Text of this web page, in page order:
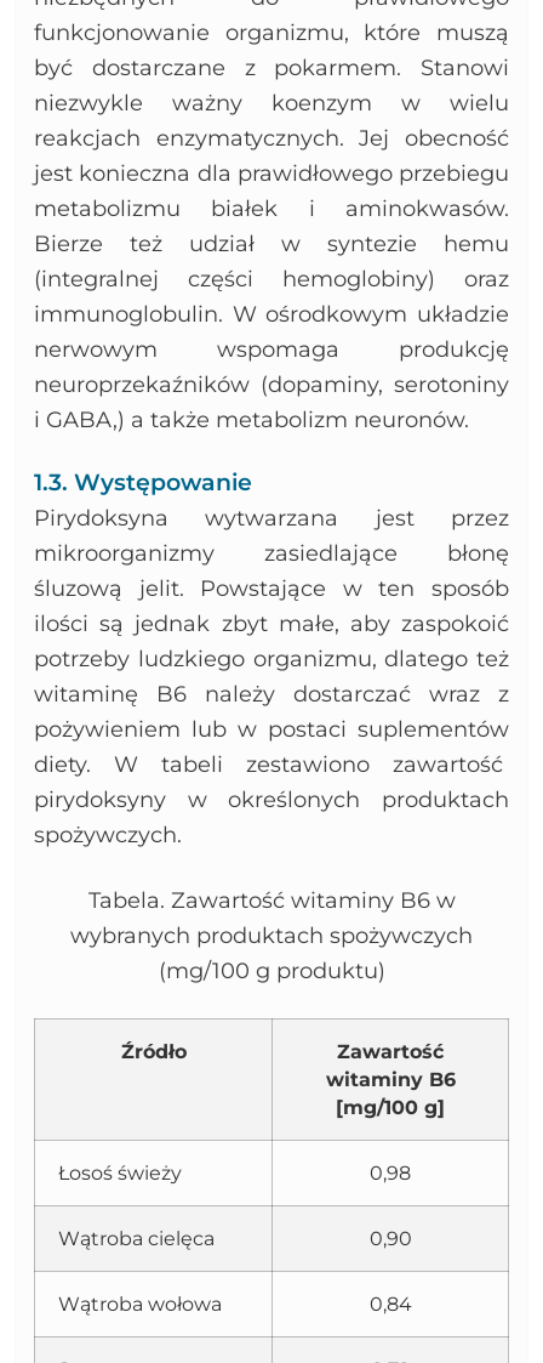
funkcjonowanie organizmu, które muszą
być dostarczane z pokarmem. Stanowi
niezwykle ważny koenzym w wielu
reakcjach enzymatycznych. Jej obecność
jest konieczna dla prawidłowego przebiegu
metabolizmu białek i aminokwasów.
Bierze też udział w syntezie hemu
(integralnej części hemoglobiny) oraz
immunoglobulin. W ośrodkowym układzie
nerwowym wspomaga produkcję
neuroprzekaźników (dopaminy, serotoniny
i GABA,) a także metabolizm neuronów.
1.3. Występowanie
Pirydoksyna wytwarzana jest przez
mikroorganizmy zasiedlające błonę
śluzową jelit. Powstające w ten sposób
ilości są jednak zbyt małe, aby zaspokoić
potrzeby ludzkiego organizmu, dlatego też
witaminę B6 należy dostarczać wraz z
pożywieniem lub w postaci suplementów
diety. W tabeli zestawiono zawartość
pirydoksyny w określonych produktach
spożywczych.
Tabela. Zawartość witaminy B6 w
wybranych produktach spożywczych
(mg/100 g produktu)
Źródło
Zawartość
witaminy B6
[mg/100 g]
Łosoś świeży 0,98
Wątroba cielęca 0,90
Wątroba wołowa 0,84